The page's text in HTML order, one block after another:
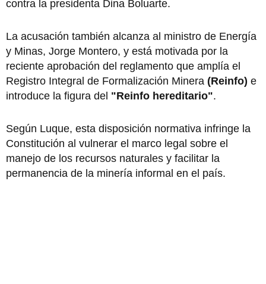
contra la presidenta Dina Boluarte.
La acusación también alcanza al ministro de Energía
y Minas, Jorge Montero, y está motivada por la
reciente aprobación del reglamento que amplía el
Registro Integral de Formalización Minera (Reinfo) e
introduce la figura del "Reinfo hereditario".
Según Luque, esta disposición normativa infringe la
Constitución al vulnerar el marco legal sobre el
manejo de los recursos naturales y facilitar la
permanencia de la minería informal en el país.